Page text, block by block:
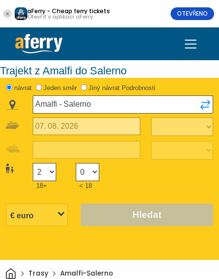
aFerry - Cheap ferry tickets
Otevřít v aplikaci aFerry OTEVŘENO
Trajekt z Amalfi do Salerno
návrat Jeden směr Jiný návrat Podrobnosti
18+ < 18
Hledat
Domov
Trasy Amalfi-Salerno